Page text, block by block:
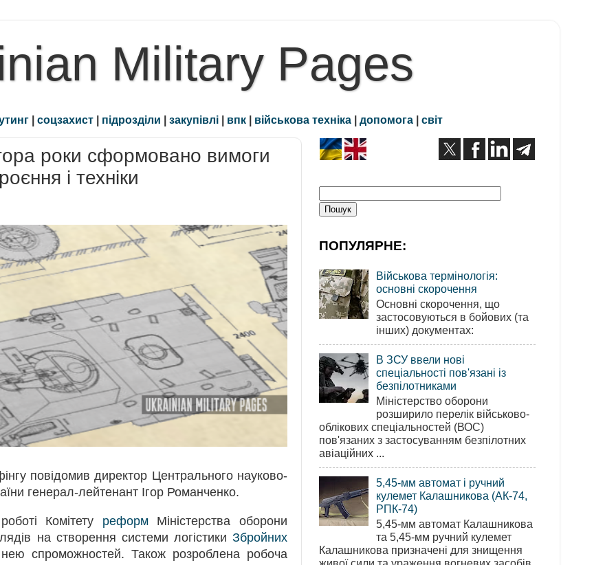
Military Pages
| соцзахист | підрозділи | закупівлі | впк | військова техніка | допомога | світ
роки сформовано вимоги
і техніки
повідомив директор Центрального науково-
генерал-лейтенант Ігор Романченко.
Комітету реформМіністерства оборони
на створення системи логістики Збройних
спроможностей. Також розроблена робоча
ПОПУЛЯРНЕ:
Військова термінологія:
основні скорочення
Основні скорочення, що
застосовуються в бойових (та
інших) документах:
В ЗСУ ввели нові
спеціальності пов'язані із
безпілотниками
Міністерство оборони
розширило перелік військово-
облікових спеціальностей (ВОС)
пов'язаних з застосуванням безпілотних
авіаційних ...
5,45-мм автомат і ручний
кулемет Калашникова (АК-74,
РПК-74)
5,45-мм автомат Калашникова
та 5,45-мм ручний кулемет
Калашникова призначені для знищення